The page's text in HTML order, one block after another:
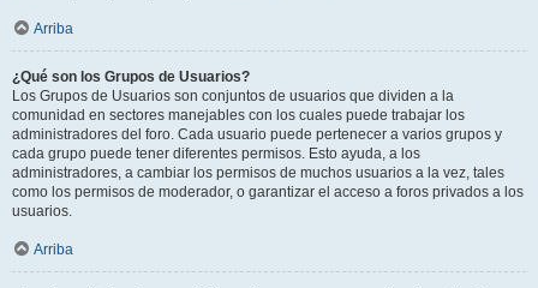
Arriba
¿Qué son los Grupos de Usuarios?
Los Grupos de Usuarios son conjuntos de usuarios que dividen a la
comunidad en sectores manejables con los cuales puede trabajar los
administradores del foro. Cada usuario puede pertenecer a varios grupos y
cada grupo puede tener diferentes permisos. Esto ayuda, a los
administradores, a cambiar los permisos de muchos usuarios a la vez, tales
como los permisos de moderador, o garantizar el acceso a foros privados a los
usuarios.
Arriba